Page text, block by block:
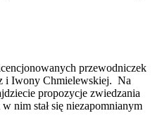
przewodniczek
i Iwony Chmielewskiej. Na
propozycje zwiedzania
nim stał się niezapomnianym